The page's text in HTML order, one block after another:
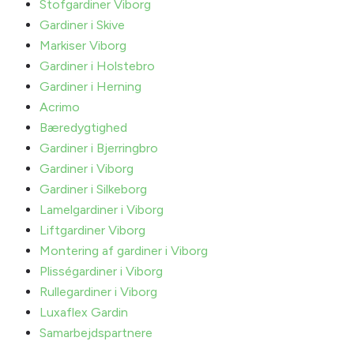
Stofgardiner Viborg
Gardiner i Skive
Markiser Viborg
Gardiner i Holstebro
Gardiner i Herning
Acrimo
Bæredygtighed
Gardiner i Bjerringbro
Gardiner i Viborg
Gardiner i Silkeborg
Lamelgardiner i Viborg
Liftgardiner Viborg
Montering af gardiner i Viborg
Plisségardiner i Viborg
Rullegardiner i Viborg
Luxaflex Gardin
Samarbejdspartnere